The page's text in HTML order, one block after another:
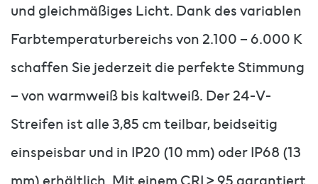
und gleichmäßiges Licht. Dank des variablen
Farbtemperaturbereichs von 2.100 – 6.000 K
schaffen Sie jederzeit die perfekte Stimmung
– von warmweiß bis kaltweiß. Der 24-V-
Streifen ist alle 3,85 cm teilbar, beidseitig
einspeisbar und in IP20 (10 mm) oder IP68 (13